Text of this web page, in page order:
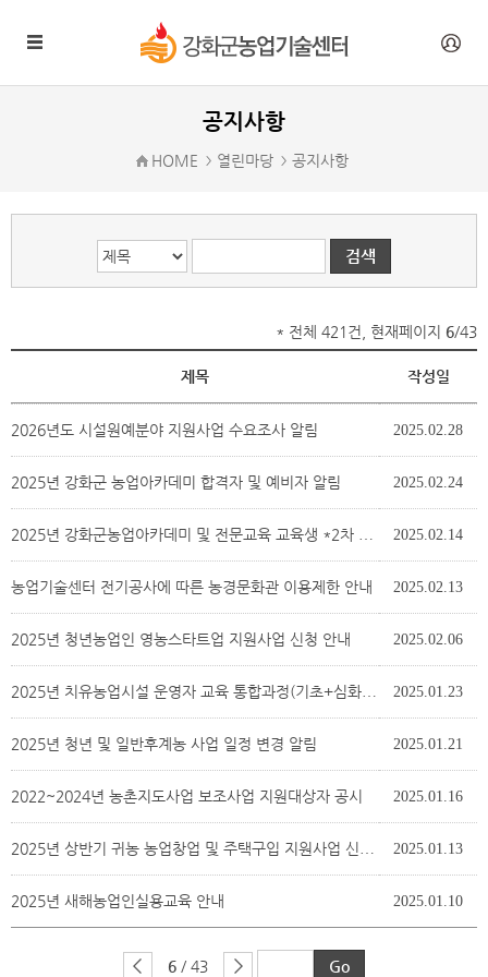
공지사항
HOME 열린마당 공지사항
* 전체 421건, 현재페이지 6/43
제목 작성일
2026년도 시설원예분야 지원사업 수요조사 알림 2025.02.28
2025년 강화군 농업아카데미 합격자 및 예비자 알림 2025.02.24
2025.02.14
농업기술센터 전기공사에 따른 농경문화관 이용제한 안내 2025.02.13
2025년 청년농업인 영농스타트업 지원사업 신청 안내 2025.02.06
2025.01.23
2025년 청년 및 일반후계농 사업 일정 변경 알림 2025.01.21
2022~2024년 농촌지도사업 보조사업 지원대상자 공시 2025.01.16
2025.01.13
2025년 새해농업인실용교육 안내 2025.01.10
6 / 43